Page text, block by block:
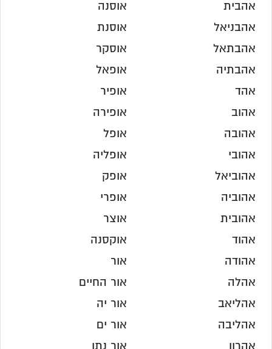
אהבית
אהבניאל
אהבתאל
אהבתיה
אהד
אהוב
אהובה
אהובי
אהוביאל
אהוביה
אהובית
אהוד
אהודה
אהלה
אהליאב
אהליבה
אהרון
אוסנה
אוסנת
אוסקר
אופאל
אופיר
אופירה
אופל
אופליה
אופק
אופרי
אוצר
אוקסנה
אור
אור החיים
אור יה
אור ים
אור נתן